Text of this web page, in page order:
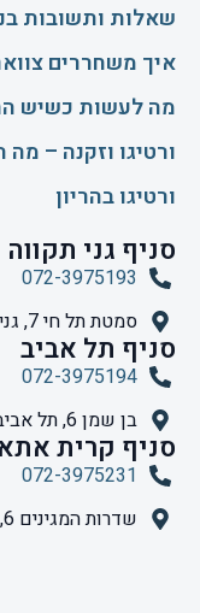
שאלות ותשובות
איך משחררים
​מה לעשות כשיש
ורטיגו וזקנה –
ורטיגו בהריון
סניף גני תקווה
072-3975193
סמטת תל חי 7, גני תקווה
סניף תל אביב
072-3975194
בן שמן 6, תל אביב
סניף קרית
072-3975231
שדרות המגינים 6, קרית אתא